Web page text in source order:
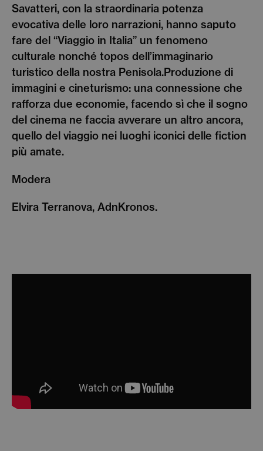
Savatteri, con la straordinaria potenza
evocativa delle loro narrazioni, hanno saputo
fare del “Viaggio in Italia” un fenomeno
culturale nonché topos dell’immaginario
turistico della nostra Penisola.Produzione di
immagini e cineturismo: una connessione che
rafforza due economie, facendo sì che il sogno
del cinema ne faccia avverare un altro ancora,
quello del viaggio nei luoghi iconici delle fiction
più amate.
Modera
Elvira Terranova, AdnKronos.